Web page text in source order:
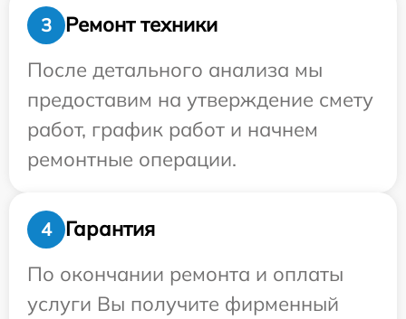
3
Ремонт техники
После детального анализа мы
предоставим на утверждение смету
работ, график работ и начнем
ремонтные операции.
4
Гарантия
По окончании ремонта и оплаты
услуги Вы получите фирменный